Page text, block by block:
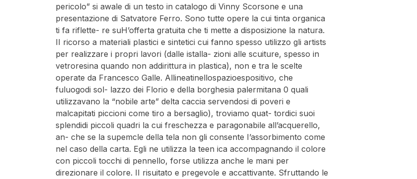
pericolo” si awale di un testo in catalogo di Vinny Scorsone e una
presentazione di Satvatore Ferro. Sono tutte opere la cui tinta organica
ti fa riflette- re suH’offerta gratuita che ti mette a disposizione la natura.
II ricorso a materiali plastici e sintetici cui fanno spesso utilizzo gli artists
per realizzare i propri lavori (dalle istalla- zioni alle scuiture, spesso in
vetroresina quando non addirittura in plastica), non e tra le scelte
operate da Francesco Galle. Allineatinellospazioespositivo, che
fuluogodi sol- lazzo dei Florio e della borghesia palermitana 0 quali
utilizzavano la “nobile arte” delta caccia servendosi di poveri e
malcapitati piccioni come tiro a bersaglio), troviamo quat- tordici suoi
splendidi piccoli quadri la cui freschezza e paragonabile all’acquerello,
an- che se la supemcle della tela non gli consente I’assorbimento come
nel caso della carta. Egli ne utilizza la teen ica accompagnando il colore
con piccoli tocchi di pennello, forse utilizza anche le mani per
direzionare il colore. II risuitato e pregevole e accattivante. Sfruttando le